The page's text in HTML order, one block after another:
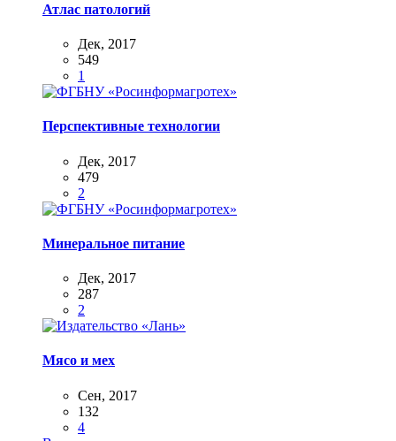
Атлас патологий
Дек, 2017
549
1
Перспективные технологии
Дек, 2017
479
2
Минеральное питание
Дек, 2017
287
2
Мясо и мех
Сен, 2017
132
4